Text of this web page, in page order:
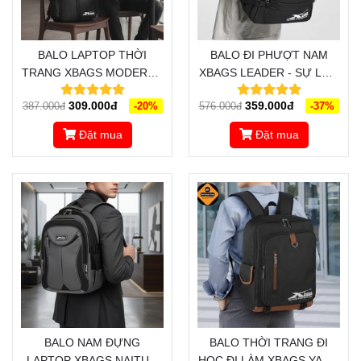
BALO LAPTOP THỜI
TRANG XBAGS MODERN -
THIẾT KẾ SÁNG TẠO,
THÔNG MINH, CHỈNH CHU
TRONG TỪNG CHI TIẾT
387.000đ 309.000đ -20%
Đặt mua
BALO ĐI PHƯỢT NAM
XBAGS LEADER - SỰ LỰA
CHỌN LÝ TƯỞNG CHO
NHỮNG CHUYẾN ĐI XA
576.000đ 359.000đ -37%
Đặt mua
BALO NAM ĐỰNG
BALO THỜI TRANG ĐI